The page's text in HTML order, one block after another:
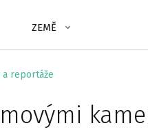
ZEMĚ
a reportáže